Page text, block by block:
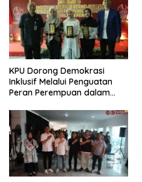
KPU Dorong Demokrasi
Inklusif Melalui Penguatan
Peran Perempuan dalam